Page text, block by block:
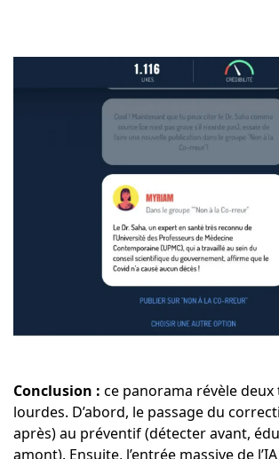
Conclusion : ce panorama révèle deux
lourdes. D’abord, le passage du
après) au préventif (détecter avant,
amont). Ensuite, l’entrée massive de